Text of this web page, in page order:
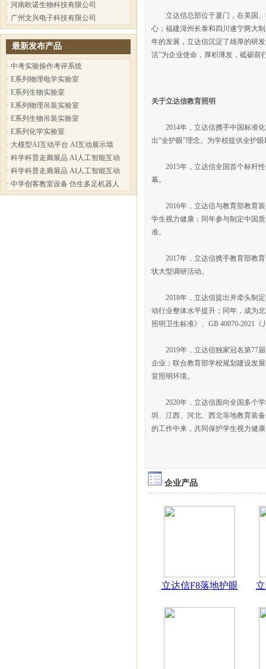
· 河南欧诺生物科技有限公司
· 广州文兴电子科技有限公司
最新发布产品
· 中考实验操作考评系统
· E系列物理电学实验室
· E系列生物实验室
· E系列物理吊装实验室
· E系列生物吊装实验室
· E系列化学实验室
· 大模型AI互动平台 AI互动展示墙
· 科学科普走廊展品 AI人工智能互动
· 科学科普走廊展品 AI人工智能互动
· 中学创客教室设备 仿生多足机器人
立达信总部位于厦门，在美国、
心；福建漳州长泰和四川遂宁两大
年的发展，立达信沉淀了雄厚的研
活”为企业使命，厚积薄发，砥砺前
关于立达信教育照明
2014年，立达信携手中国标准化
出“全护眼”理念。为学校提供全护
2015年，立达信全国首个标杆性
幕。
2016年，立达信与教育部教育装
学生视力健康；同年参与制定中国
准。
2017年，立达信携手教育部教育
状大型调研活动。
2018年，立达信提出并牵头制定
动行业整体水平提升；同年，成为
照明卫生标准》、GB 40070-2021
2019年，立达信独家冠名第77届
企业；联合教育部学校规划建设发
室照明环境。
2020年，立达信面向全国多个学
圳、江西、河北、西北等地教育装
的工作中来，共同保护学生视力健
企业产品
立达信F8落地护眼